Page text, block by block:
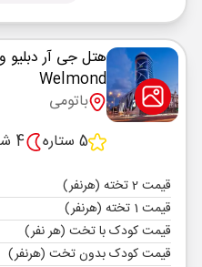
هتل جی آر دبلیو
Welmond
باتومی
5 ستاره
4 شب
قیمت 2 تخته (هرنفر)
قیمت 1 تخته (هرنفر)
قیمت کودک با تخت (هر نفر)
قیمت کودک بدون تخت (هرنفر)